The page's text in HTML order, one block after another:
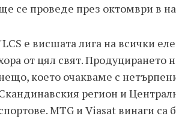
се проведе през октомври в
е висшата лига на всички
от цял свят. Продуцирането
което очакваме с
регион и
MTG и Viasat винаги